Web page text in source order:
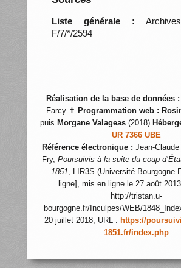
Liste générale :
F/7/*/2594
Réalisation de la base de données :
Farcy ✝ Programmation web :
puis Morgane Valageas (2018)
UR 7366 UBE
Référence électronique : Jean-
Fry, Poursuivis à la suite du coup
1851, LIR3S (Université Bourgogne
ligne], mis en ligne le 27 août
http://tristan.u-
bourgogne.fr/Inculpes/WEB/
20 juillet 2018, URL : https://
1851.fr/index.php